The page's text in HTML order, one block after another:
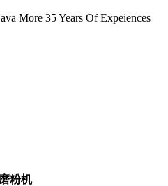
More 35 Years Of Expeiences
粉机